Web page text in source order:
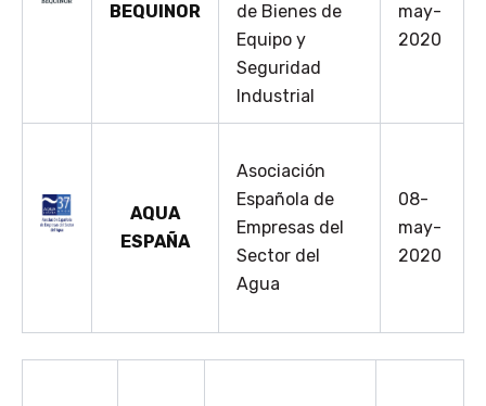
BEQUINOR
de Bienes de
Equipo y
Seguridad
Industrial
may-
2020
AQUA
ESPAÑA
Asociación
Española de
Empresas del
Sector del
Agua
08-
may-
2020